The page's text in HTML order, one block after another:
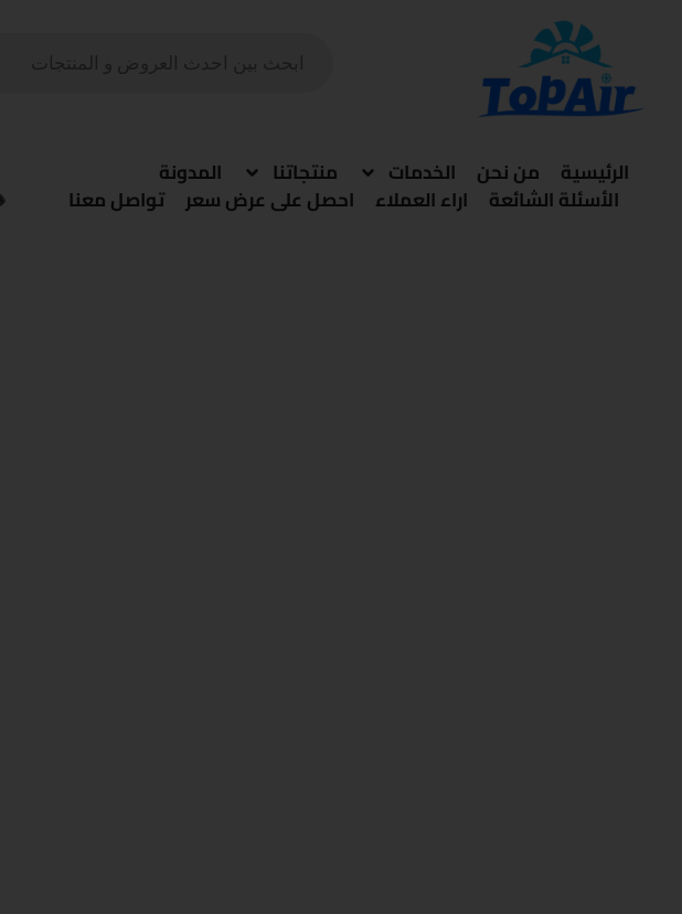
الرئيسية من نحن الخدمات منتجاتنا المدونة
الأسئلة الشائعة اراء العملاء احصل على عرض سعر تواصل معنا